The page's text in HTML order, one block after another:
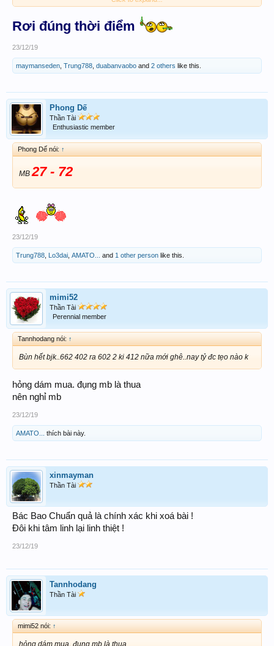
152 - 952
Rơi đúng thời điểm
23/12/19
maymanseden Trung788 duabanvaobo and 2 others like this.
Phong Dế
Thần Tài
Enthusiastic member
Phong Dế nói: ↑
MB27 - 72
23/12/19
Trung788 Lo3dai AMATO... and 1 other person like this.
mimi52
Thần Tài
Perennial member
Tannhodang nói: ↑
Bùn hết bjk..662 402 ra 602 2 ki 412 nữa mới ghê..nay tỷ đc tẹo nào k
hỏng dám mua. đụng mb là thua
nên nghỉ mb
23/12/19
AMATO... thích bài này.
xinmayman
Thần Tài
Bác Bao Chuẩn quả là chính xác khi xoá bài !
Đôi khi tâm linh lại linh thiệt !
23/12/19
Tannhodang
Thần Tài
mimi52 nói: ↑
hỏng dám mua. đụng mb là thua